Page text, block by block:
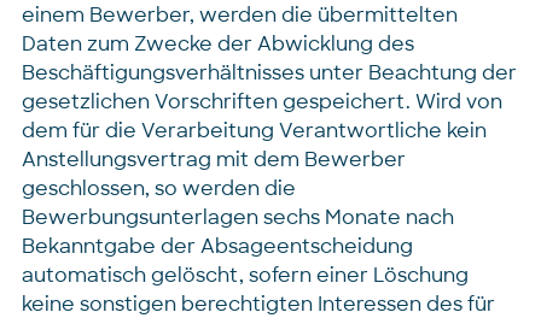
einem Bewerber, werden die übermittelten
Daten zum Zwecke der Abwicklung des
Beschäftigungsverhältnisses unter Beachtung der
gesetzlichen Vorschriften gespeichert. Wird von
dem für die Verarbeitung Verantwortliche kein
Anstellungsvertrag mit dem Bewerber
geschlossen, so werden die
Bewerbungsunterlagen sechs Monate nach
Bekanntgabe der Absageentscheidung
automatisch gelöscht, sofern einer Löschung
keine sonstigen berechtigten Interessen des für